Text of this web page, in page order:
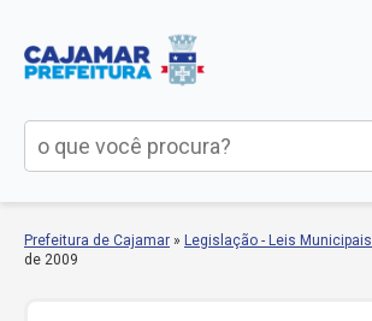
Prefeitura de Cajamar » Legislação - Leis Municipais
de 2009